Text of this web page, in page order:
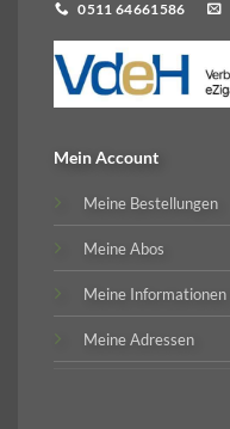
0511 64661586
Mein Account
Meine Bestellungen
Meine Abos
Meine Informationen
Meine Adressen